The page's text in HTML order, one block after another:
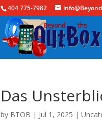
404 775-7982
Das
by BTOB | Jul 1, 2025 |